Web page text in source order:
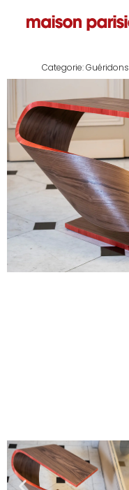
Categorie:Guéridons